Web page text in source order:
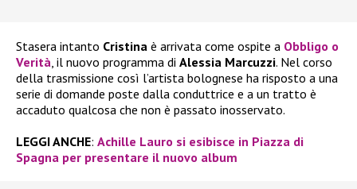
Stasera intanto Cristina è arrivata come ospite a Obbligo o
Verità , il nuovo programma di Alessia Marcuzzi. Nel corso
della trasmissione così l’artista bolognese ha risposto a una
serie di domande poste dalla conduttrice e a un tratto è
accaduto qualcosa che non è passato inosservato.
LEGGI ANCHE: Achille Lauro si esibisce in Piazza di
Spagna per presentare il nuovo album